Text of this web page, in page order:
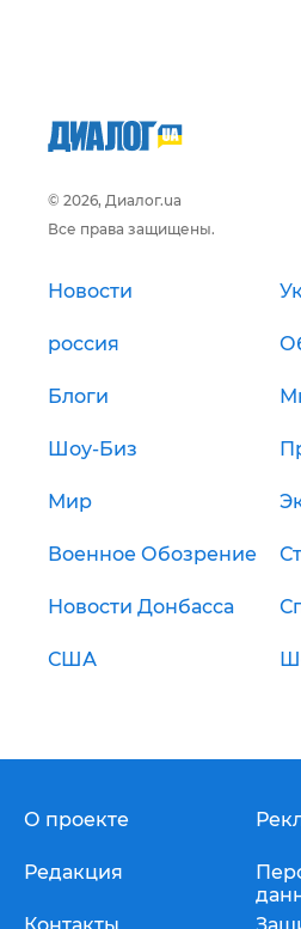
© 2026, Диалог.ua
Все права защищены.
Новости
россия
Блоги
Шоу-Биз
Мир
Военное Обозрение
Новости Донбасса
США
О проекте
Редакция